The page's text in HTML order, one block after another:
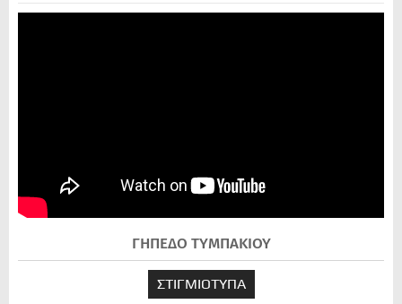
ΓΗΠΕΔΟ ΤΥΜΠΑΚΙΟΥ
ΣΤΙΓΜΙΟΤΥΠΑ